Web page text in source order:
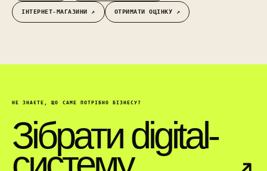
ІНТЕРНЕТ-МАГАЗИНИ ↗︎ ОТРИМАТИ ОЦІНКУ ↗︎
НЕ ЗНАЄТЕ, ЩО САМЕ ПОТРІБНО БІЗНЕСУ?
Зібрати digital-